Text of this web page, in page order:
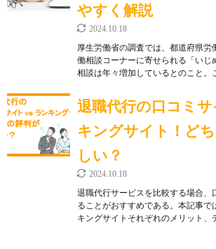
やすく解説
2024.10.18
厚生労働省の調査では、都道府県労
働相談コーナーに寄せられる「いじ
相談は年々増加しているとのこと。
退職代行の口コミ
キングサイト！ど
しい？
2024.10.18
退職代行サービスを比較する場合、
ることがおすすめである。本記事で
キングサイトそれぞれのメリット